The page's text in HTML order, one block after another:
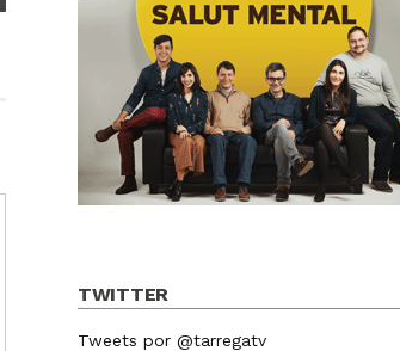
TWITTER
Tweets por @tarregatv